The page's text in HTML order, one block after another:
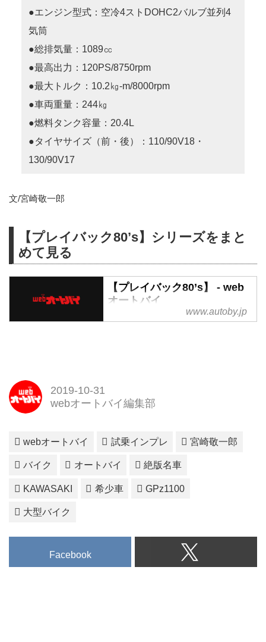
●エンジン型式：空冷4ストDOHC2バルブ並列4
気筒
●総排気量：1089㏄
●最高出力：120PS/8750rpm
●最大トルク：10.2㎏-m/8000rpm
●車両重量：244㎏
●燃料タンク容量：20.4L
●タイヤサイズ（前・後）：110/90V18・
130/90V17
文/宮崎敬一郎
【プレイバック80’s】シリーズをまと
めて見る
【プレイバック80’s】 - web
オートバイ
【プレイバック80’s】 - webオー
www.autoby.jp
2019-10-31
webオートバイ編集部
webオートバイ 試乗インプレ 宮崎敬一郎
バイク オートバイ 絶版名車
KAWASAKI 希少車 GPz1100
大型バイク
Facebook